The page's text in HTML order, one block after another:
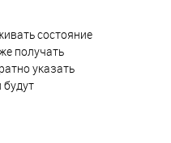
состояние
получать
указать